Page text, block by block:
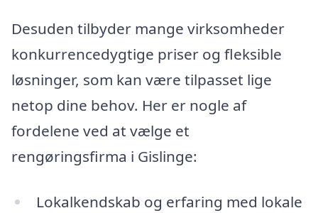
Desuden tilbyder mange virksomheder
konkurrencedygtige priser og fleksible
løsninger, som kan være tilpasset lige
netop dine behov. Her er nogle af
fordelene ved at vælge et
rengøringsfirma i Gislinge:
Lokalkendskab og erfaring med lokale